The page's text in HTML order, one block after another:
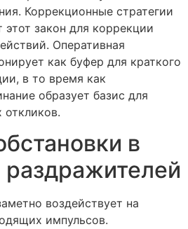
Коррекционные стратегии
этот закон для коррекции
Оперативная
как буфер для краткого
в то время как
образует базис для
откликов.
в
воздействует на
импульсов.